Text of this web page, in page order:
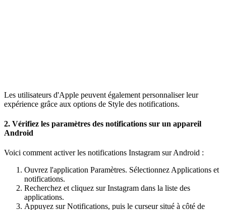
Les utilisateurs d'Apple peuvent également personnaliser leur
expérience grâce aux options de Style des notifications.
2. Vérifiez les paramètres des notifications sur un appareil
Android
Voici comment activer les notifications Instagram sur Android :
Ouvrez l'application Paramètres. Sélectionnez Applications et
notifications.
Recherchez et cliquez sur Instagram dans la liste des
applications.
Appuyez sur Notifications, puis le curseur situé à côté de